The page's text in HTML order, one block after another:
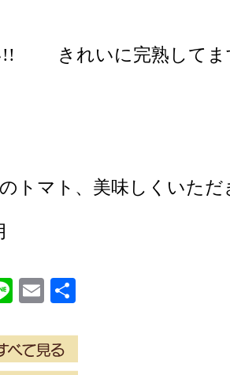
!! きれいに完熟してま
トマト、美味しくいただ
LineEmail